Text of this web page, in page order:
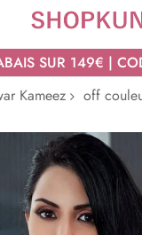
SUR 149€ |
Kameez
off